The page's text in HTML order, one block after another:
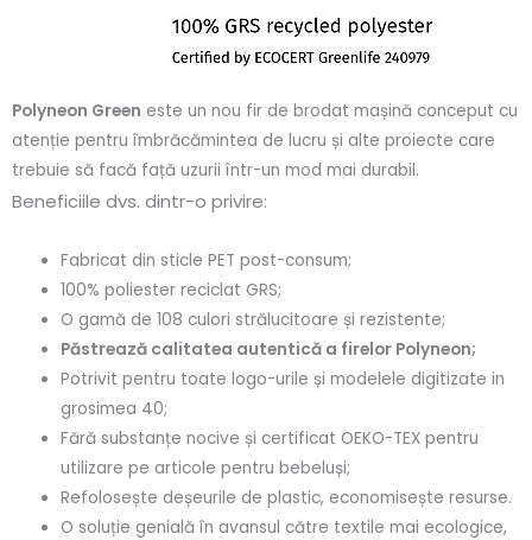
Polyneon Green este un nou fir de brodat mașină conceput cu
atenție pentru îmbrăcămintea de lucru și alte proiecte care
trebuie să facă față uzurii într-un mod mai durabil.
Beneficiile dvs. dintr-o privire:
Fabricat din sticle PET post-consum;
100% poliester reciclat GRS;
O gamă de 108 culori strălucitoare și rezistente;
Păstrează calitatea autentică a firelor Polyneon;
Potrivit pentru toate logo-urile și modelele digitizate in
grosimea 40;
Fără substanțe nocive și certificat OEKO-TEX pentru
utilizare pe articole pentru bebeluși;
Refolosește deșeurile de plastic, economisește resurse.
O soluție genială în avansul către textile mai ecologice,